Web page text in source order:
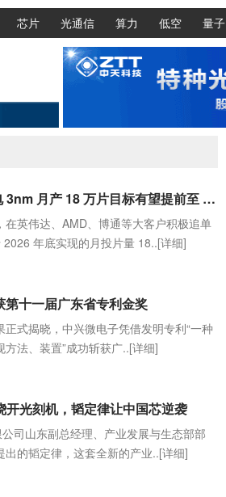
芯片 光通信 算力 低空 量子
英伟达 AMD 博通追单：台积电 3nm 月产 18 万片目标有望提前至 Q4 初达成，2nm 年底冲刺 10 万片
英伟达、AMD、博通等大客户积极追单
年底实现的月投片量 18..[详细]
十一届广东省专利金奖
式揭晓，中兴微电子凭借发明专利“一种
法、装置”成功斩获广..[详细]
光刻机，韬定律让中国芯逆袭
司山东副总经理、产业发展与生态部部
的韬定律，这套全新的产业..[详细]